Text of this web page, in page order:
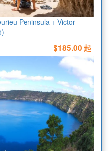
Peninsula + Victor
$185.00 起